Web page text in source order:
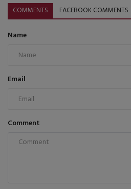
COMMENTS FACEBOOK COMMENTS
Name
Email
Comment